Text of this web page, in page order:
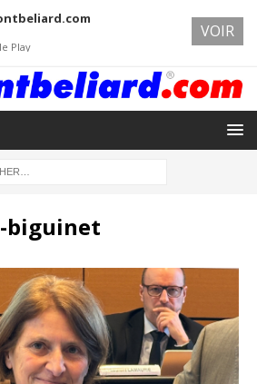
biguinet
Play
VOIR